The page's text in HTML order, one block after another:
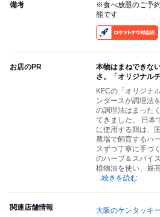
備考
※食べ放題のご予
能です
お店のPR
本物はまねできな
さ。「オリジナル
KFCの「オリジナ
ンダースが調理法
の調理法はまった
てきました。 日本
に使用する鶏は、
農場で飼育するハ
スずつ丁寧に手づ
のハーブ＆スパイ
植物油を使い、最
...続きを読む
関連店舗情報
大阪のケンタッキ